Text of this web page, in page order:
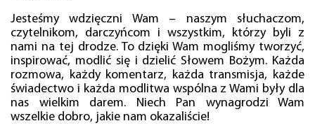
Jesteśmy wdzięczni Wam – naszym słuchaczom,
czytelnikom, darczyńcom i wszystkim, którzy byli z
nami na tej drodze. To dzięki Wam mogliśmy tworzyć,
inspirować, modlić się i dzielić Słowem Bożym. Każda
rozmowa, każdy komentarz, każda transmisja, każde
świadectwo i każda modlitwa wspólna z Wami były dla
nas wielkim darem. Niech Pan wynagrodzi Wam
wszelkie dobro, jakie nam okazaliście!